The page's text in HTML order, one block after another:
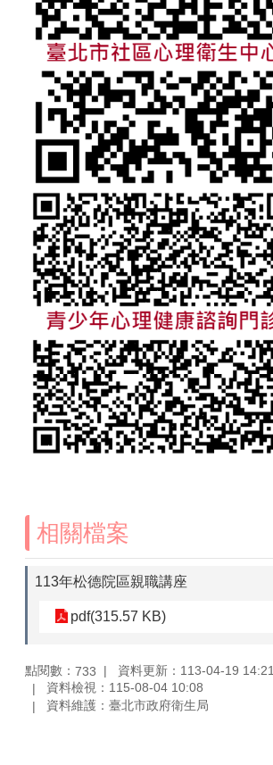
相關檔案
113年松德院區親職講座
pdf(315.57 KB)
點閱數： 733
資料更新：113-04-19 14:21
資料檢視：115-08-04 10:08
資料維護：臺北市政府衛生局